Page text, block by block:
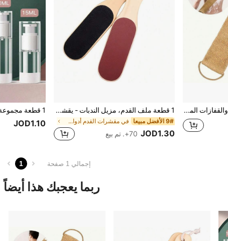
مجموعة من فرشاة الظهر والقفازات المقشرة من الليف الطبيعي - تقشير لطيف، أشرطة طويلة للاستخدام السهل، مناسبة لحمام الاستحمام وسبا الحمام، مجموعة تقشير الجسم قابلة لإعادة الاستخدام. 1 قطعة ملف القدم، مزيل الندبات - يقشر ويملس القدمين
9# الأفضل مبيعا في مقشرات القدم أدوات العناية بالقدم واليد
JOD1.30 70+. تم بيع
JOD1.10
إجمالي 1 صفحة 1
ربما يعجبك هذا أيضاً